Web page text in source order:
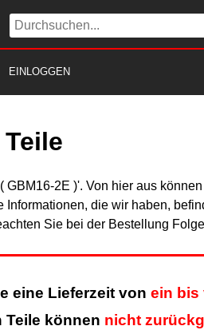
EINLOGGEN
2E )'. Von hier aus
die wir haben,
Sie bei der Bestellung
eine Lieferzeit von ein bis
Teile können nicht